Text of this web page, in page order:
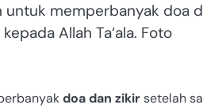
untuk memperbanyak doa
Allah Ta‘ala. Foto
doa dan zikirsetelah